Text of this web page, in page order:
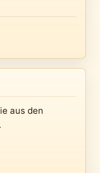
aus den